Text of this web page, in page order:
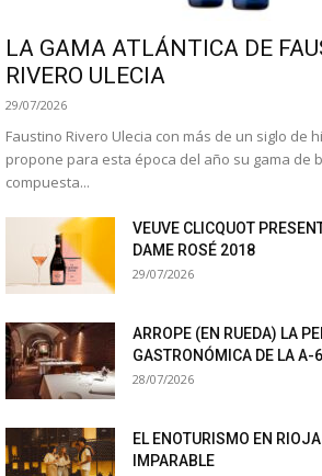
LA GAMA ATLÁNTICA DE
RIVERO ULECIA
29/07/2026
Faustino Rivero Ulecia con más de un siglo de
propone para esta época del año su gama de
compuesta...
VEUVE CLICQUOT
DAME ROSÉ 2018
29/07/2026
ARROPE (EN RUEDA) LA
GASTRONÓMICA DE LA A-6
28/07/2026
EL ENOTURISMO EN
IMPARABLE